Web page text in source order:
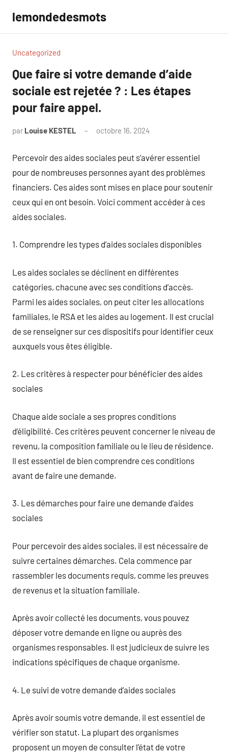
contenu
lemondedesmots
Uncategorized
Que faire si votre demande d’aide
sociale est rejetée ? : Les étapes
pour faire appel.
par Louise KESTEL octobre 16, 2024
Percevoir des aides sociales peut s’avérer essentiel
pour de nombreuses personnes ayant des problèmes
financiers. Ces aides sont mises en place pour soutenir
ceux qui en ont besoin. Voici comment accéder à ces
aides sociales.
1. Comprendre les types d’aides sociales disponibles
Les aides sociales se déclinent en différentes
catégories, chacune avec ses conditions d’accès.
Parmi les aides sociales, on peut citer les allocations
familiales, le RSA et les aides au logement. Il est crucial
de se renseigner sur ces dispositifs pour identifier ceux
auxquels vous êtes éligible.
2. Les critères à respecter pour bénéficier des aides
sociales
Chaque aide sociale a ses propres conditions
d’éligibilité. Ces critères peuvent concerner le niveau de
revenu, la composition familiale ou le lieu de résidence.
Il est essentiel de bien comprendre ces conditions
avant de faire une demande.
3. Les démarches pour faire une demande d’aides
sociales
Pour percevoir des aides sociales, il est nécessaire de
suivre certaines démarches. Cela commence par
rassembler les documents requis, comme les preuves
de revenus et la situation familiale.
Après avoir collecté les documents, vous pouvez
déposer votre demande en ligne ou auprès des
organismes responsables. Il est judicieux de suivre les
indications spécifiques de chaque organisme.
4. Le suivi de votre demande d’aides sociales
Après avoir soumis votre demande, il est essentiel de
vérifier son statut. La plupart des organismes
proposent un moyen de consulter l’état de votre